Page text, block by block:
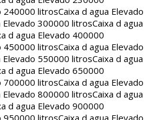
240000 litrosCaixa d agua Elevado
Elevado 300000 litrosCaixa d agua
d agua Elevado 400000
450000 litrosCaixa d agua Elevado
Elevado 550000 litrosCaixa d agua
d agua Elevado 650000
700000 litrosCaixa d agua Elevado
Elevado 800000 litrosCaixa d agua
d agua Elevado 900000